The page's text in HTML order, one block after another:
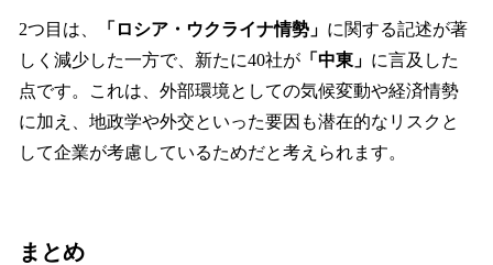
2つ目は、 「ロシア・ウクライナ情勢」 に関する記述が著
しく減少した一方で、新たに40社が 「中東」 に言及した
点です。これは、外部環境としての気候変動や経済情勢
に加え、地政学や外交といった要因も潜在的なリスクと
して企業が考慮しているためだと考えられます。
まとめ